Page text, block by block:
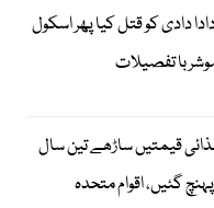
دادی کو قتل کیا پھر اسکول
قیمتیں ساڑھے تین سال
گئیں، اقوام متحدہ